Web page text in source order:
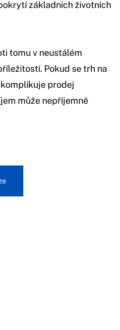
základních životních
tomu v neustálém
Pokud se trh na
prodej
může nepříjemně